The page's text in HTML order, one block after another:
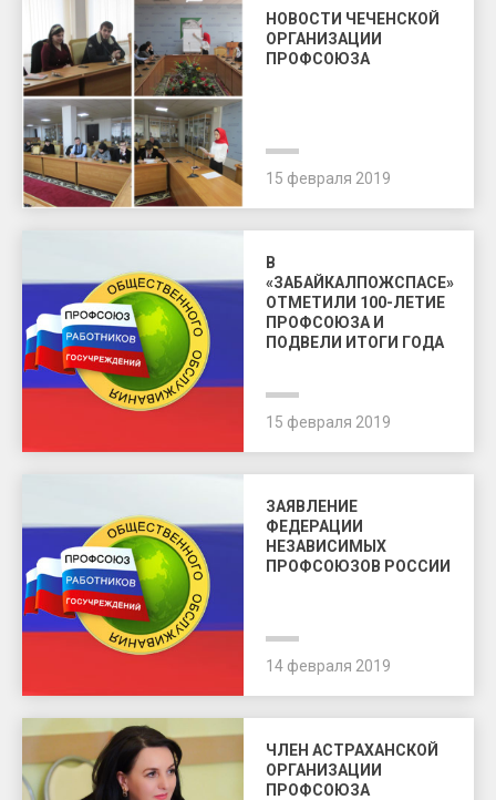
НОВОСТИ ЧЕЧЕНСКОЙ
ОРГАНИЗАЦИИ
ПРОФСОЮЗА
15 февраля 2019
В
«ЗАБАЙКАЛПОЖСПАСЕ»
ОТМЕТИЛИ 100-ЛЕТИЕ
ПРОФСОЮЗА И
ПОДВЕЛИ ИТОГИ ГОДА
15 февраля 2019
ЗАЯВЛЕНИЕ
ФЕДЕРАЦИИ
НЕЗАВИСИМЫХ
ПРОФСОЮЗОВ РОССИИ
14 февраля 2019
ЧЛЕН АСТРАХАНСКОЙ
ОРГАНИЗАЦИИ
ПРОФСОЮЗА